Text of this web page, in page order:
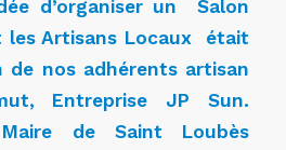
d’organiser un Salon
les Artisans Locaux était
de nos adhérents artisan
Entreprise JP Sun.
de Saint Loubès